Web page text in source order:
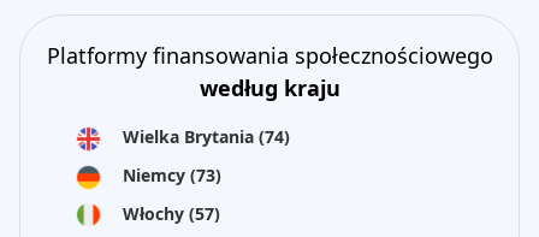
Platformy finansowania społecznościowego
według kraju
Wielka Brytania (74)
Niemcy (73)
Włochy (57)